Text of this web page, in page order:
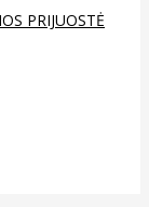
PRIJUOSTĖ